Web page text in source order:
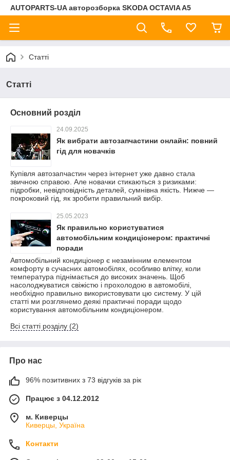
AUTOPARTS-UA авторозборка SKODA OCTAVIA A5
Статті
Статті
Основний розділ
24.09.2025
Як вибрати автозапчастини онлайн: повний
гід для новачків
Купівля автозапчастин через інтернет уже давно стала
звичною справою. Але новачки стикаються з ризиками:
підробки, невідповідність деталей, сумнівна якість. Нижче —
покроковий гід, як зробити правильний вибір.
25.05.2023
Як правильно користуватися
автомобільним кондиціонером: практичні
поради
Автомобільний кондиціонер є незамінним елементом
комфорту в сучасних автомобілях, особливо влітку, коли
температура піднімається до високих значень. Щоб
насолоджуватися свіжістю і прохолодою в автомобілі,
необхідно правильно використовувати цю систему. У цій
статті ми розглянемо деякі практичні поради щодо
користування автомобільним кондиціонером.
Всі статті розділу (2)
Про нас
96% позитивних з 73 відгуків за рік
Працює з 04.12.2012
м. Киверцы
Киверцы, Україна
Контакти